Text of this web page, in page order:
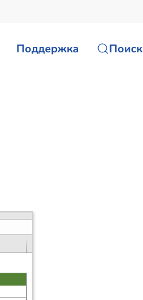
Поддержка Поиск